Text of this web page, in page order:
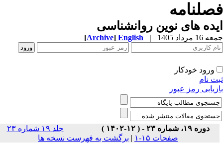
های نوین روانشناسی
مرداد 1405 |
English
[Archive]
ورود خودکار
نام
رمز عبور
دوره ۱۹، شماره ۲۳ - ( ۱۲-۱۴۰۲ )
جلد ۱۹ شماره ۲۳
صفحات ۱۵-۱
| برگشت به فهرست نسخه ها